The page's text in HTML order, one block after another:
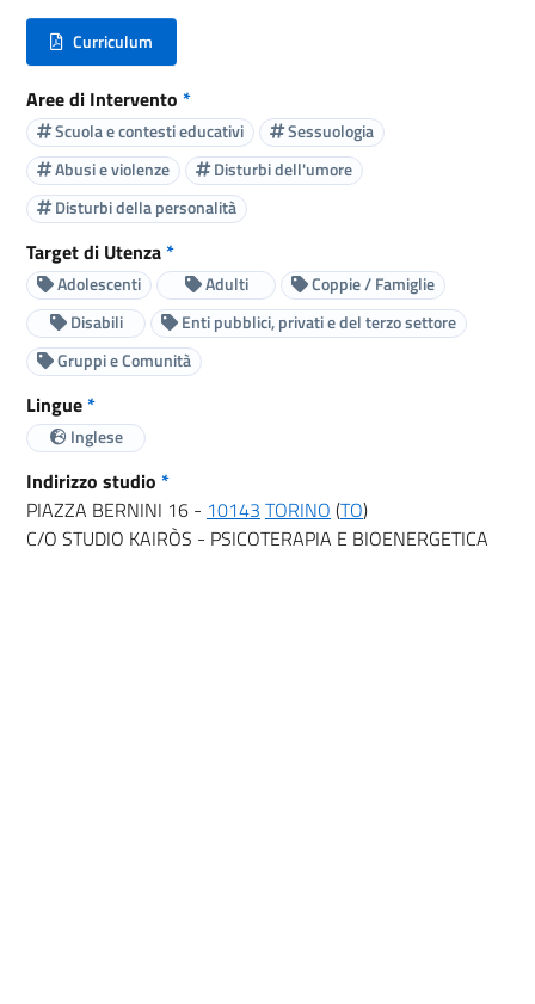
Curriculum
(nuova scheda - new tab)
Aree di Intervento *
Scuola e contesti educativi
Sessuologia
Abusi e violenze
Disturbi dell'umore
Disturbi della personalità
Target di Utenza*
Adolescenti Adulti
Coppie / Famiglie
Disabili
Enti pubblici, privati e del terzo settore
Gruppi e Comunità
Lingue*
Inglese
Indirizzo studio *
PIAZZA BERNINI 16 - 10143 TORINO (TO)
C/O STUDIO KAIRÒS - PSICOTERAPIA E BIOENERGETICA